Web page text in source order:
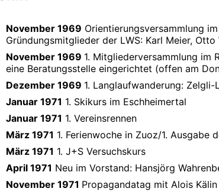
November 1969 Orientierungsversammlung
Gründungsmitglieder der LWS: Karl Meier,
November 1969 1. Mitgliederversammlung im
eine Beratungsstelle eingerichtet (offen am
Dezember 1969 1. Langlaufwanderung: Zelgli-
Januar 1971 1. Skikurs im Eschheimertal
Januar 1971 1. Vereinsrennen
März 1971 1. Ferienwoche in Zuoz/1. Ausgabe
März 1971 1. J+S Versuchskurs
April 1971 Neu im Vorstand: Hansjörg
November 1971 Propagandatag mit Alois